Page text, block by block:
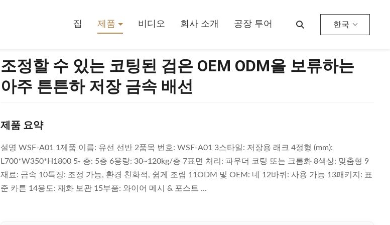
집 제품 비디오 회사 소개 공장 투어 한국
조정할 수 있는 코팅된 검은 OEM ODM을 보류하는
아주 튼튼하 저장 금속 배선
제품 요약
설명 WSF-A01 1제품 이름: 유선 선반 2품목 번호: WSF-A01 3스타일: 저장용 래크 4정형 (mm):
L700*W350*H1800 5- 층: 5층 6용량: 30~120kg/층 7표면 처리: 파우더 코팅 또는 크롬화 8색상: 맞춤형 9
재료: 금속 10특징: 조정 가능, 환경 친화적, 쉽게 조립 11ODM 및 OEM: 네 12바퀴: 사용 가능 13패키지: 표
준 카튼 14용도: 재화 보관 15부품: 와이어 메시 & 포스트 ...